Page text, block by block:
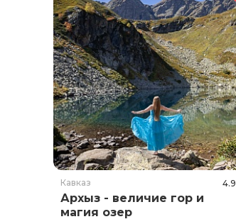
Кавказ 4.9
Архыз - величие гор и
магия озер